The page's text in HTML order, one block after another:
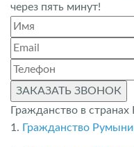
через пять минут!
ЗАКАЗАТЬ ЗВОНОК
Гражданство в странах
1. Гражданство